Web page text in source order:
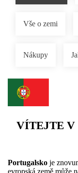
Vše o zemi
Nákupy
VÍTEJTE V
Portugalsko je
evropská země může